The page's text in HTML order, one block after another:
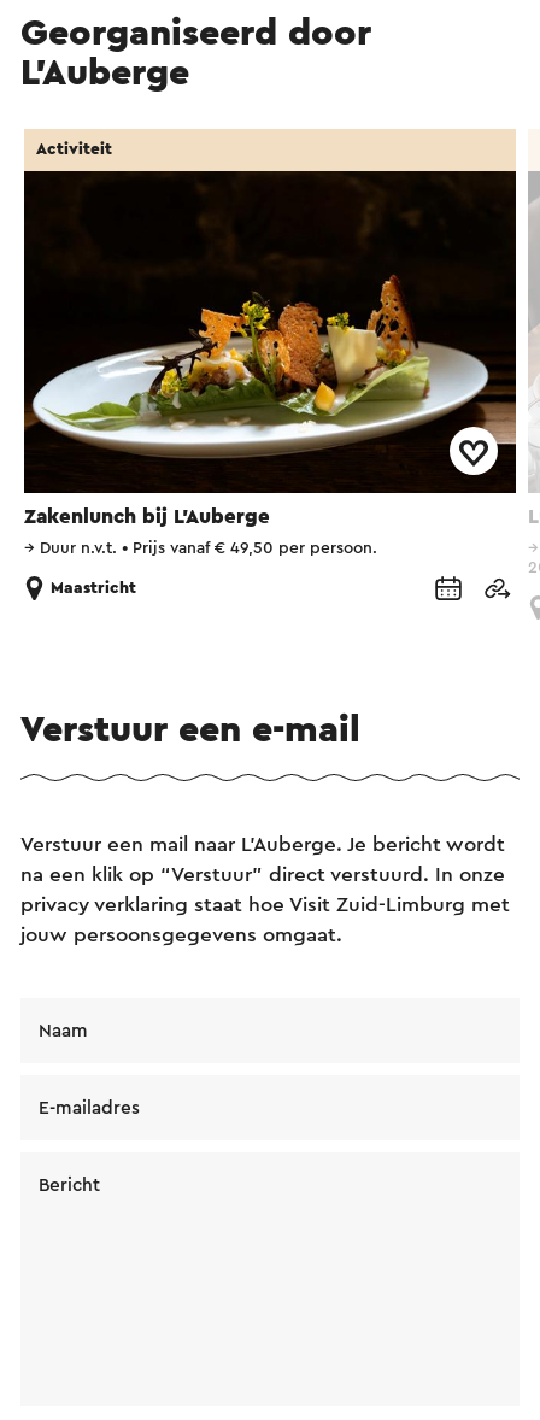
Georganiseerd door
L’Auberge
Zakenlunch bij L'Auberge
Activiteit
→ Duur n.v.t. • Prijs vanaf € 49,50 per persoon.
Maastricht
Verstuur een e-mail
Verstuur een mail naar L’Auberge. Je bericht wordt
na een klik op “Verstuur” direct verstuurd. In onze
privacy verklaring staat hoe Visit Zuid-Limburg met
jouw persoonsgegevens omgaat.
Naam
E-mailadres
Bericht